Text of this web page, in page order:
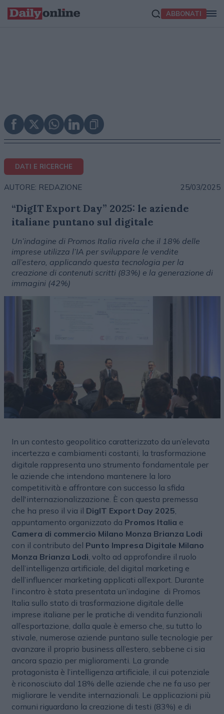
ABBONATI
DATI E RICERCHE
AUTORE: REDAZIONE 25/03/2025
“DigIT Export Day” 2025: le aziende
italiane puntano sul digitale
Un’indagine di Promos Italia rivela che il 18% delle
imprese utilizza l’IA per sviluppare le vendite
all’estero, applicando questa tecnologia per la
creazione di contenuti scritti (83%) e la generazione di
immagini (42%)
In un contesto geopolitico caratterizzato da un’elevata
incertezza e cambiamenti costanti, la trasformazione
digitale rappresenta uno strumento fondamentale per
le aziende che intendono mantenere la loro
competitività e affrontare con successo la sfida
dell'internazionalizzazione. È con questa premessa
che ha preso il via il DigIT Export Day 2025
appuntamento organizzato da Promos Italia e
Camera di commercio Milano Monza Brianza Lodi
con il contributo del Punto Impresa Digitale Milano
Monza Brianza Lodi , volto ad approfondire il ruolo
dell’intelligenza artificiale, del digital marketing e
dell’influencer marketing applicati all’export. Durante
l’incontro è stata presentata un’indagine di Promos
Italia sullo stato di trasformazione digitale delle
imprese italiane per le pratiche di vendita funzionali
all’esportazione, dalla quale è emerso che, su tutto lo
stivale, numerose aziende puntano sulle tecnologie per
avanzare il proprio business all’estero, sebbene ci sia
ancora spazio per miglioramenti. La grande
protagonista è l’intelligenza artificiale, il cui potenziale
è riconosciuto dal 18% delle aziende che ne fa uso per
migliorare le vendite internazionali. Le applicazioni più
comuni riguardano la creazione di testi (83%) e di